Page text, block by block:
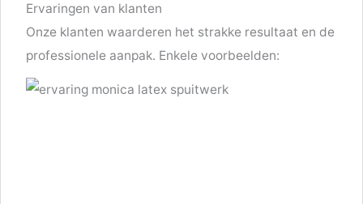
Ervaringen van klanten
Onze klanten waarderen het strakke resultaat en de
professionele aanpak. Enkele voorbeelden: